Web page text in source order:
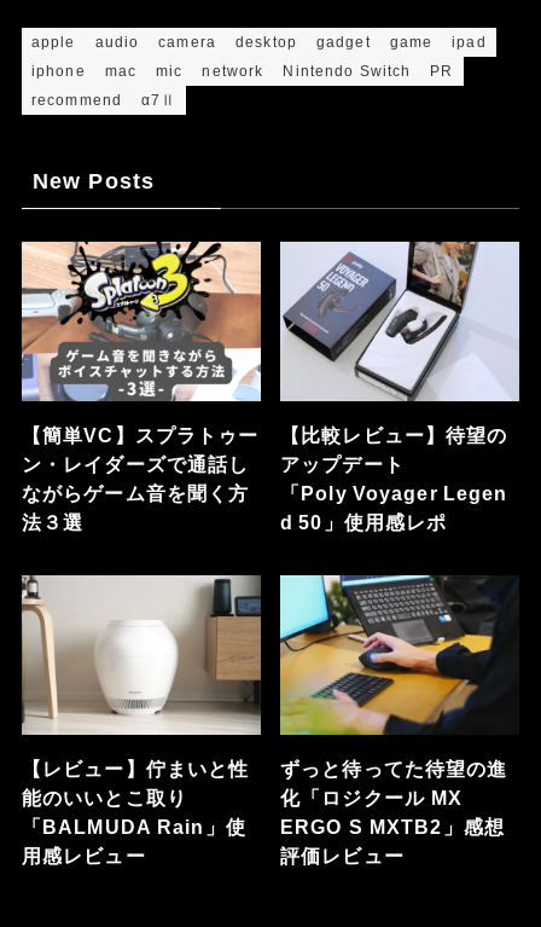
apple audio camera desktop gadget game
ipad
iphone
mac mic network Nintendo Switch
PR
recommend
α7Ⅱ
New Posts
【簡単VC】スプラトゥー
ン・レイダーズで通話し
ながらゲーム音を聞く方
法３選
【比較レビュー】待望の
アップデート
「Poly Voyager Legen
d 50」使用感レポ
【レビュー】佇まいと性
能のいいとこ取り
「BALMUDA Rain」使
用感レビュー
ずっと待ってた待望の進
化「ロジクール MX
ERGO S MXTB2」感想
評価レビュー